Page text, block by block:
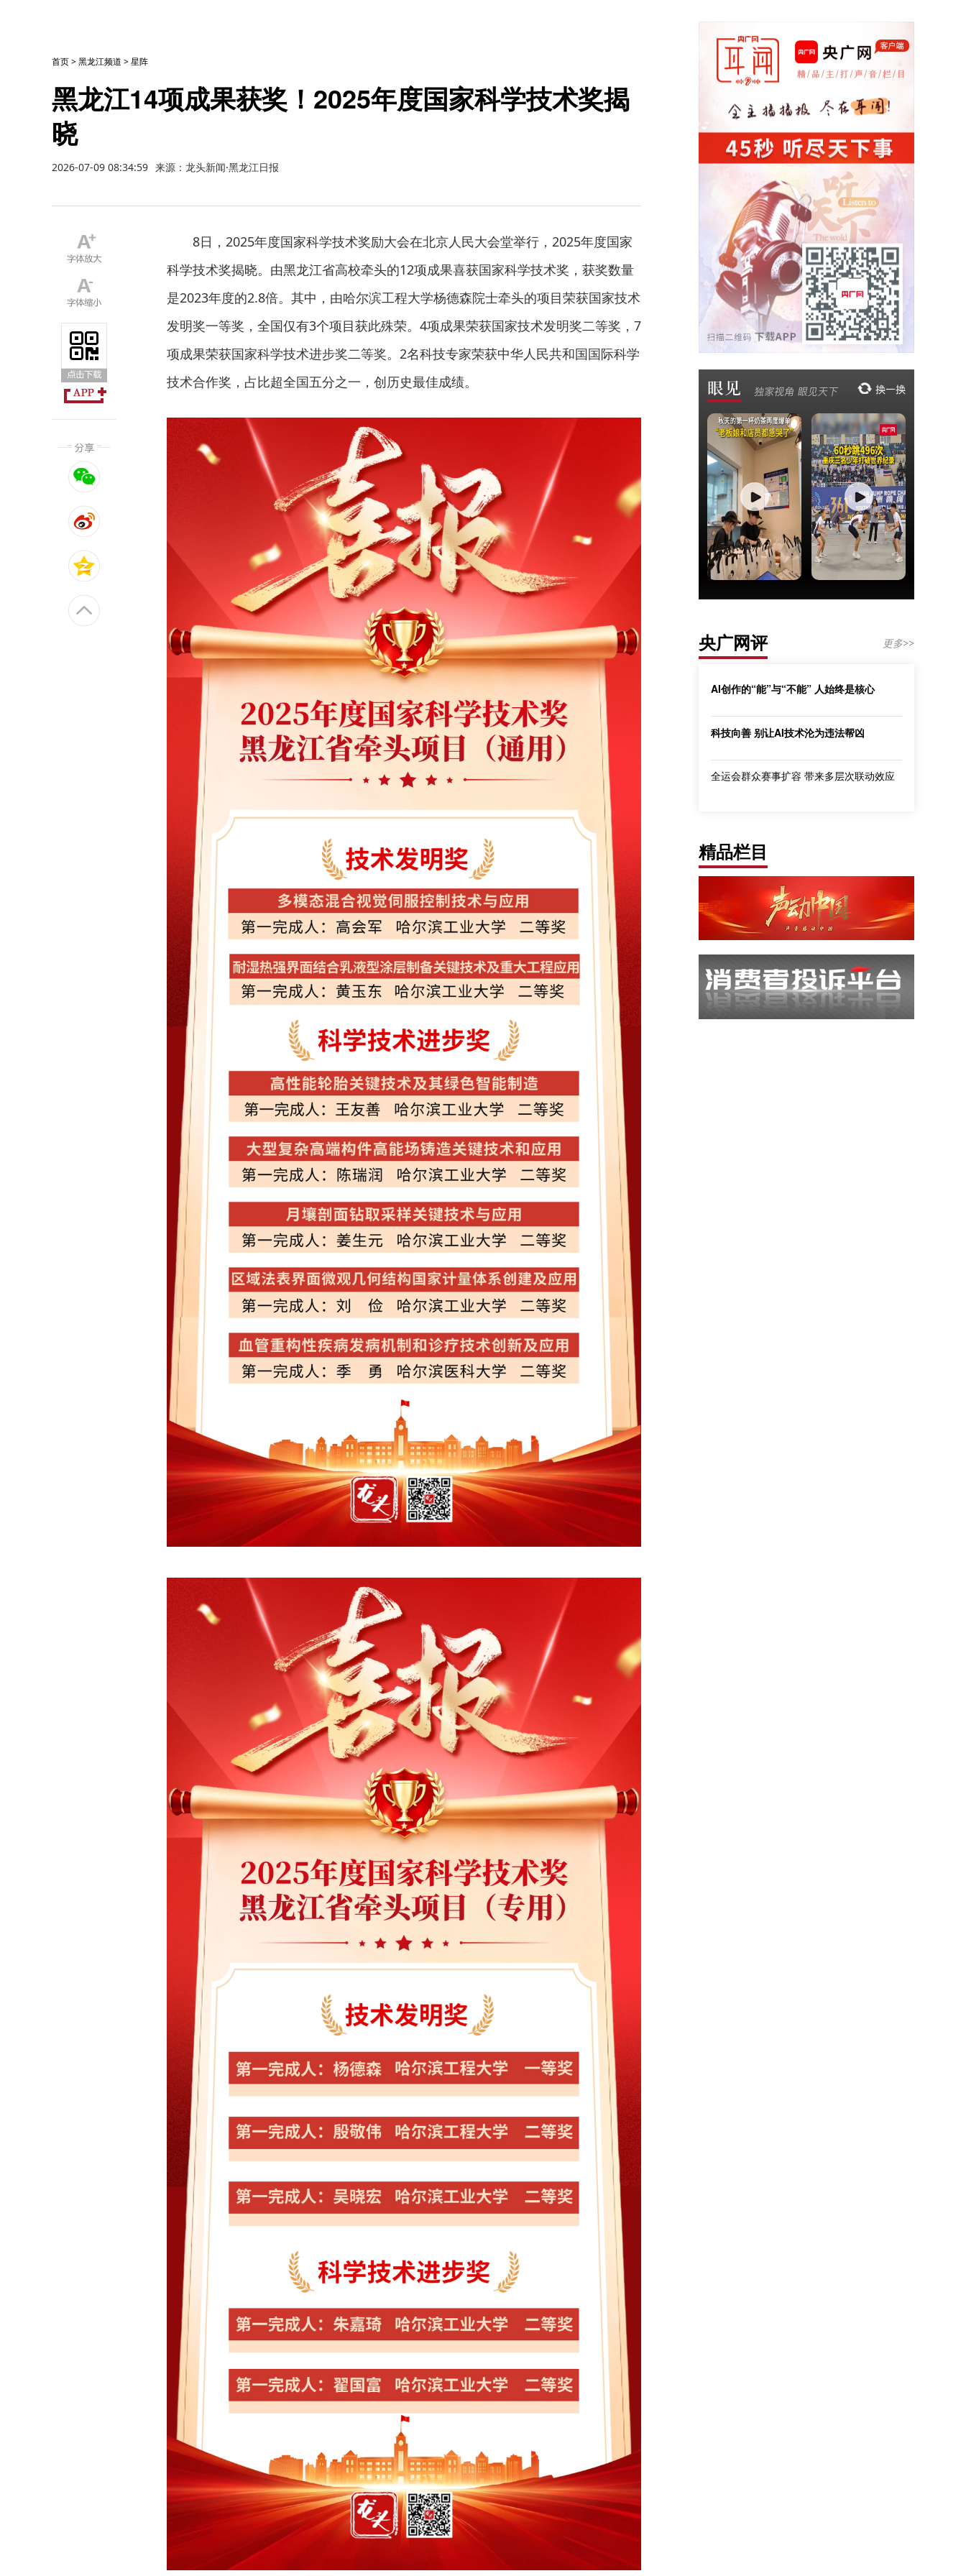
首页>黑龙江频道 >星阵
黑龙江14项成果获奖！2025年度国家科学技术奖揭
晓
2026-07-09 08:34:59 来源：龙头新闻·黑龙江日报
8日，2025年度国家科学技术奖励大会在北京人民大会堂举行，2025年度国家
科学技术奖揭晓。由黑龙江省高校牵头的12项成果喜获国家科学技术奖，获奖数量
是2023年度的2.8倍。其中，由哈尔滨工程大学杨德森院士牵头的项目荣获国家技术
发明奖一等奖，全国仅有3个项目获此殊荣。4项成果荣获国家技术发明奖二等奖，7
项成果荣获国家科学技术进步奖二等奖。2名科技专家荣获中华人民共和国国际科学
技术合作奖，占比超全国五分之一，创历史最佳成绩。
央广网评 更多>>
AI创作的“能”与“不能” 人始终是核心
科技向善 别让AI技术沦为违法帮凶
全运会群众赛事扩容 带来多层次联动效应
精品栏目